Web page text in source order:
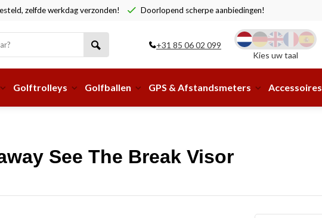
zelfde werkdag verzonden! Doorlopend scherpe aanbiedingen!
+31 85 06 02 099
Kies uw taal
Golftrolleys Golfballen GPS & Afstandsmeters Accessoires
See The Break Visor